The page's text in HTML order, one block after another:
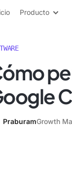
BlogProducto
PraburamGrowth